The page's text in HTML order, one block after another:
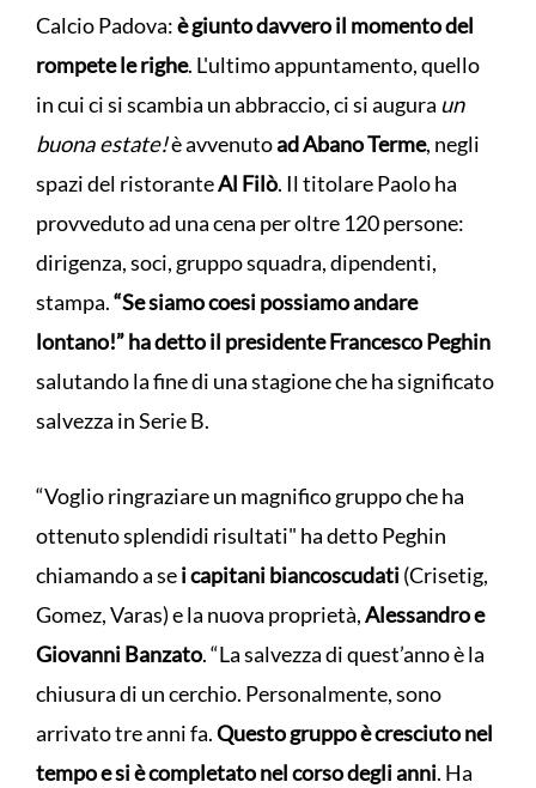
Calcio Padova:è giunto davvero il momento del
rompete le righe. L'ultimo appuntamento, quello
in cui ci si scambia un abbraccio, ci si augura un
buona estate!è avvenutoad Abano Terme, negli
spazi del ristoranteAl Filò. Il titolare Paolo ha
provveduto ad una cena per oltre 120 persone:
dirigenza, soci, gruppo squadra, dipendenti,
stampa.“Se siamo coesi possiamo andare
lontano!” ha detto il presidente Francesco Peghin
salutando la fine di una stagione che ha significato
salvezza in Serie B.
“Voglio ringraziare un magnifico gruppo che ha
ottenuto splendidi risultati" ha detto Peghin
chiamando a sei capitani biancoscudati(Crisetig,
Gomez, Varas) e la nuova proprietà,Alessandro e
Giovanni Banzato. “La salvezza di quest’anno è la
chiusura di un cerchio. Personalmente, sono
arrivato tre anni fa.Questo gruppo è cresciuto nel
tempo e si è completato nel corso degli anni. Ha